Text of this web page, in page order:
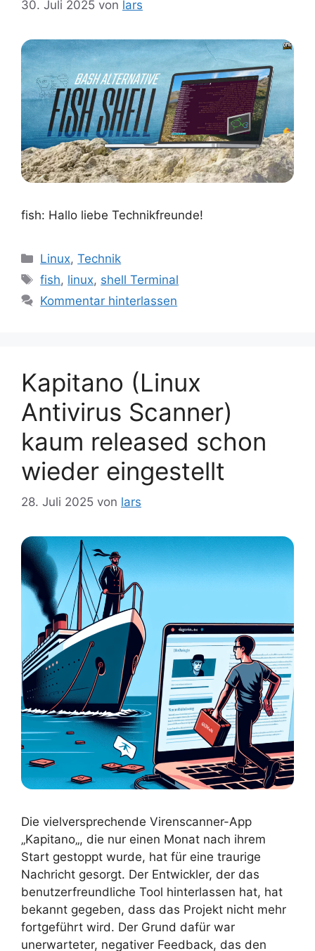
30. Juli 2025 von lars
fish: Hallo liebe Technikfreunde!
Kategorien
Linux,Technik
Schlagwörter
fish, linux, shell Terminal
Kommentar hinterlassen
Kapitano (Linux
Antivirus Scanner)
kaum released schon
wieder eingestellt
28. Juli 2025 von lars
Die vielversprechende Virenscanner-App
„Kapitano„, die nur einen Monat nach ihrem
Start gestoppt wurde, hat für eine traurige
Nachricht gesorgt. Der Entwickler, der das
benutzerfreundliche Tool hinterlassen hat, hat
bekannt gegeben, dass das Projekt nicht mehr
fortgeführt wird. Der Grund dafür war
unerwarteter, negativer Feedback, das den